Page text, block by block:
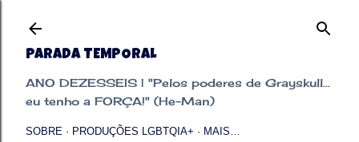
PARADA TEMPORAL
ANO DEZESSEIS | "Pelos poderes de Grayskull...
eu tenho a FORÇA!" (He-Man)
SOBRE PRODUÇÕES LGBTQIA+ MAIS…